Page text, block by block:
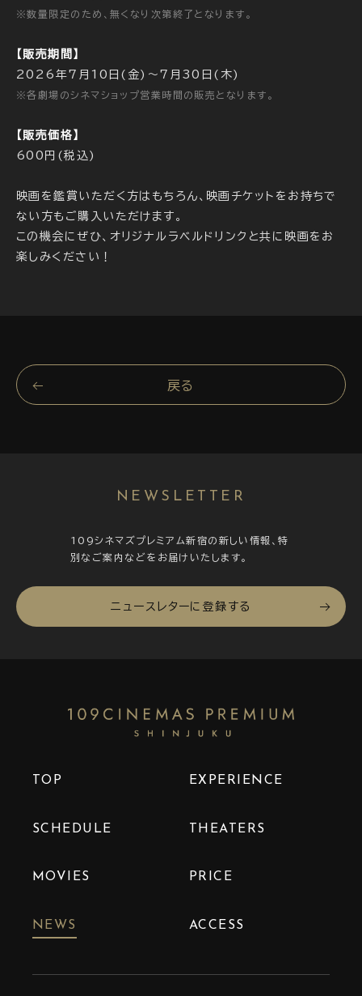
※数量限定のため、無くなり次第終了となります。
【販売期間】
2026年7月10日(金)～7月30日(木)
※各劇場のシネマショップ営業時間の販売となります。
【販売価格】
600円(税込)
映画を鑑賞いただく方はもちろん、映画チケットをお持ちで
ない方もご購入いただけます。
この機会にぜひ、オリジナルラベルドリンクと共に映画をお
楽しみください！
戻る
NEWSLETTER
109シネマズプレミアム新宿の新しい情報、特
別なご案内などをお届けいたします。
ニュースレターに登録する
TOP
SCHEDULE
MOVIES
NEWS
EXPERIENCE
THEATERS
PRICE
ACCESS